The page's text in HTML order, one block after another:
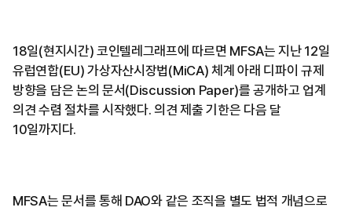
18일(현지시간) 코인텔레그래프에 따르면 MFSA는 지난 12일
유럽연합(EU) 가상자산시장법(MiCA) 체계 아래 디파이 규제
방향을 담은 논의 문서(Discussion Paper)를 공개하고 업계
의견 수렴 절차를 시작했다. 의견 제출 기한은 다음 달
10일까지다.
MFSA는 문서를 통해 DAO와 같은 조직을 별도 법적 개념으로